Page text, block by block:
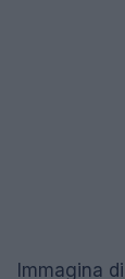
Immagina